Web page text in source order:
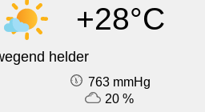
+28°C
helder
763 mmHg
20 %